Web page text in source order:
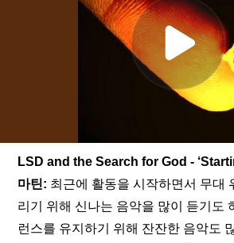
LSD and the Search for God -
마틴: 최근에 활동을 시작하면서 무대
리기 위해 신나는 음악을 많이 듣기도
런스를 유지하기 위해 잔잔한 음악도